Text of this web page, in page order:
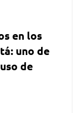
en los
uno de
de